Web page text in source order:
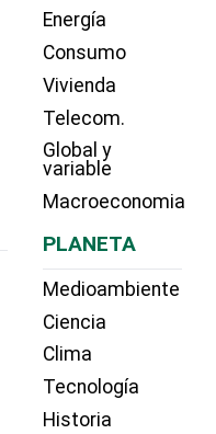
Energía
Consumo
Vivienda
Telecom.
Global y
variable
Macroeconomia
PLANETA
Medioambiente
Ciencia
Clima
Tecnología
Historia